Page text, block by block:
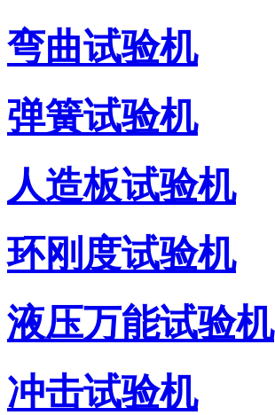
弯曲试验机
弹簧试验机
人造板试验机
环刚度试验机
液压万能试验机
冲击试验机